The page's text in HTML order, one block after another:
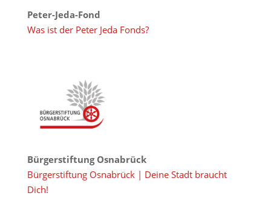
Peter-Jeda-Fond
Was ist der Peter Jeda Fonds?
Bürgerstiftung Osnabrück
Bürgerstiftung Osnabrück | Deine Stadt braucht
Dich!